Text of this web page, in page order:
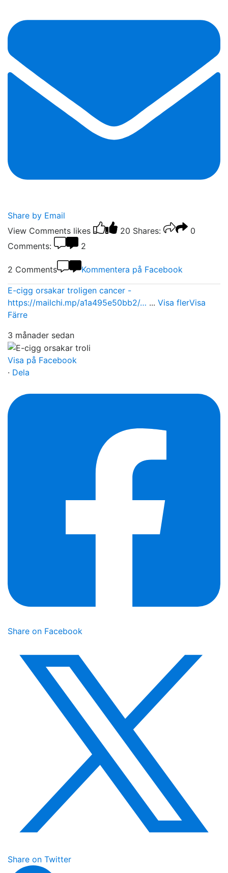
Share by Email
View Comments likes 20 Shares:
0
Comments:
2
2 Comments Kommentera på Facebook
E-cigg orsakar troligen cancer -
https://mailchi.mp/a1a495e50bb2/… ... Visa flerVisa
Färre
3 månader sedan
Visa på Facebook
· Dela
Share on Facebook
Share on Twitter